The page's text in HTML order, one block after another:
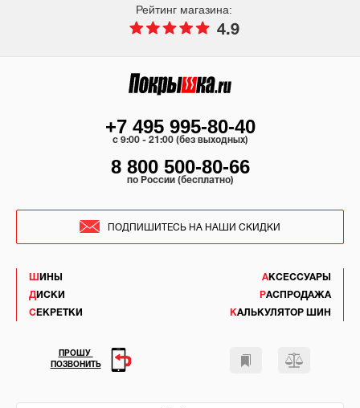
Рейтинг магазина:
4.9
ШИНЫ
ДИСКИ
СЕКРЕТКИ
АКСЕССУАРЫ
РАСПРОДАЖА
КАЛЬКУЛЯТОР ШИН
+7 495 995-80-40
c 9:00 - 21:00 (без выходных)
8 800 500-80-66
по России (бесплатно)
ПОДПИШИТЕСЬ НА НАШИ СКИДКИ
ПРОШУ
ПОЗВОНИТЬ